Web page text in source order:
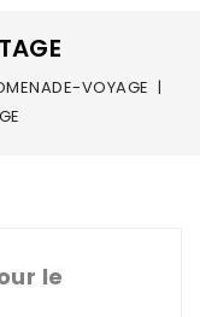
VOYAGE
le